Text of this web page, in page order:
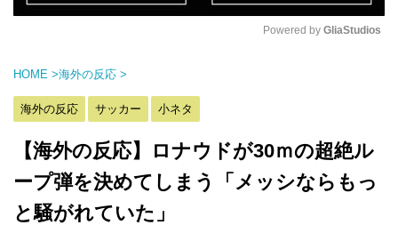
Powered by GliaStudios
HOME >海外の反応 >
海外の反応 サッカー 小ネタ
【海外の反応】ロナウドが30ｍの超絶ル
ープ弾を決めてしまう「メッシならもっ
と騒がれていた」